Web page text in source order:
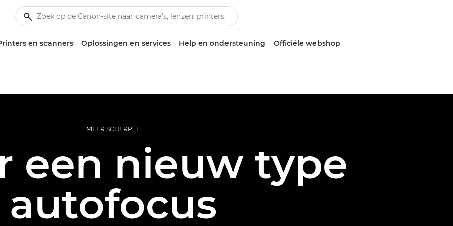
en scanners Oplossingen en services Help en ondersteuning Officiële webshop
MEER SCHERPTE
een nieuw type
autofocus